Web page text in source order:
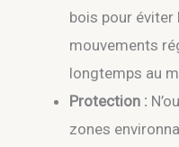
bois pour éviter
mouvements
longtemps au
Protection :
zones